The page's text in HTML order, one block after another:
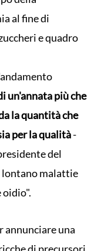
al fine di
e quadro
un'annata più che
la quantità che
per la qualità-
del
lontano malattie
oidio".
annunciare una